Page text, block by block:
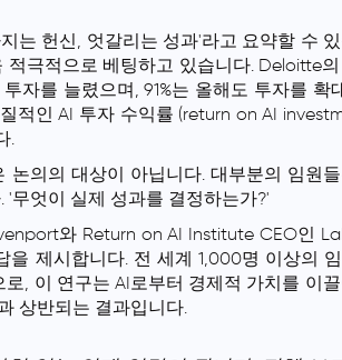
는 헌신, 엇갈리는 성과'라고 요약할 수
극적으로 베팅하고 있습니다. Deloitte
자를 늘렸으며, 91%는 올해도 투자를 확
적인 AI 투자 수익률 (return on AI
.
의의 대상이 아닙니다. 대부분의 임원
'무엇이 실제 성과를 결정하는가?'
와 Return on AI Institute CEO인
제시합니다. 전 세계 1,000명 이상의
, 이 연구는 AI로부터 경제적 가치를 이
상반되는 결과입니다.